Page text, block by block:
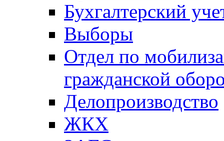
Бухгалтерский
Выборы
Отдел по
гражданской
Делопроизводство
ЖКХ